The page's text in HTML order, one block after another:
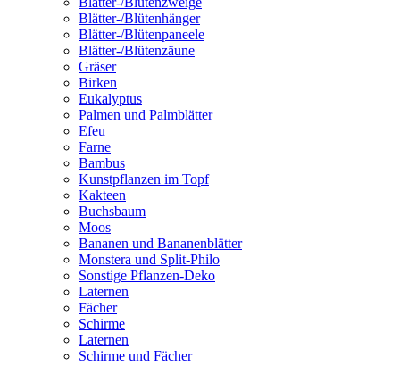
Blätter-/Blütenhänger
Blätter-/Blütenpaneele
Blätter-/Blütenzäune
Gräser
Birken
Eukalyptus
Palmen und Palmblätter
Efeu
Farne
Bambus
Kunstpflanzen im Topf
Kakteen
Buchsbaum
Moos
Bananen und Bananenblätter
Monstera und Split-Philo
Sonstige Pflanzen-Deko
Laternen
Fächer
Schirme
Laternen
Schirme und Fächer